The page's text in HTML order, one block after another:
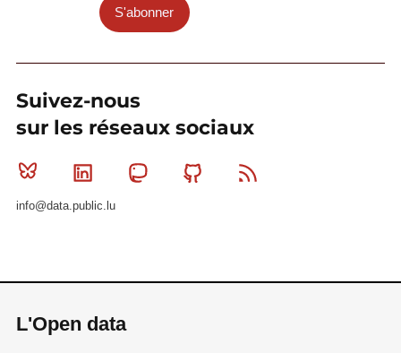
S'abonner
Suivez-nous
sur les réseaux sociaux
Bluesky Linkedin MastodonGithub
info@data.public.lu
L'Open data